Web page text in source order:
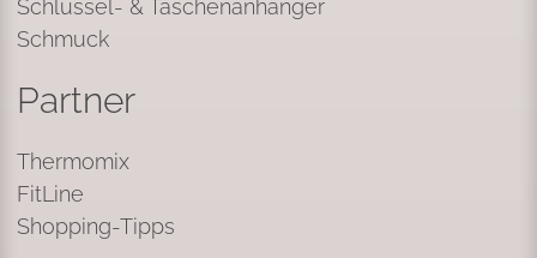
Schlüssel- & Taschenanhänger
Schmuck
Partner
Thermomix
FitLine
Shopping-Tipps